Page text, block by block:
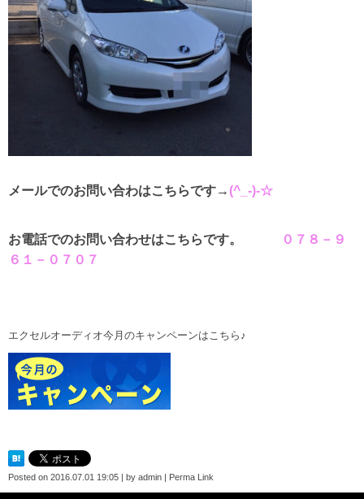
メールでのお問い合わはこちらです→(^_-)-☆
お電話でのお問い合わせはこちらです。
０７８－９
６１－０７０７
エクセルオーディオ今月のキャンペーンはこちら♪
Posted on 2016.07.01 19:05 | by admin | Perma Link